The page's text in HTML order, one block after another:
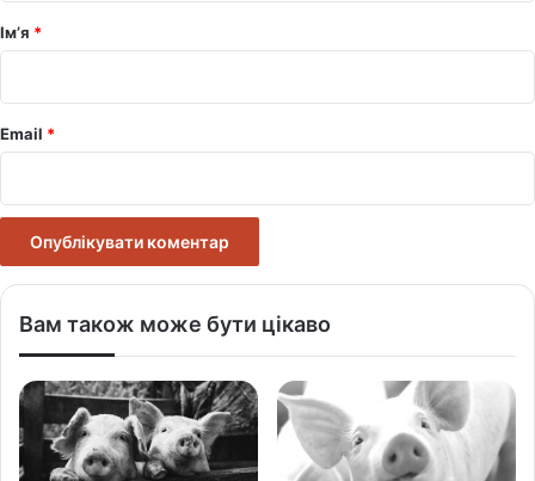
р
Ім’я *
Email *
Вам також може бути цікаво